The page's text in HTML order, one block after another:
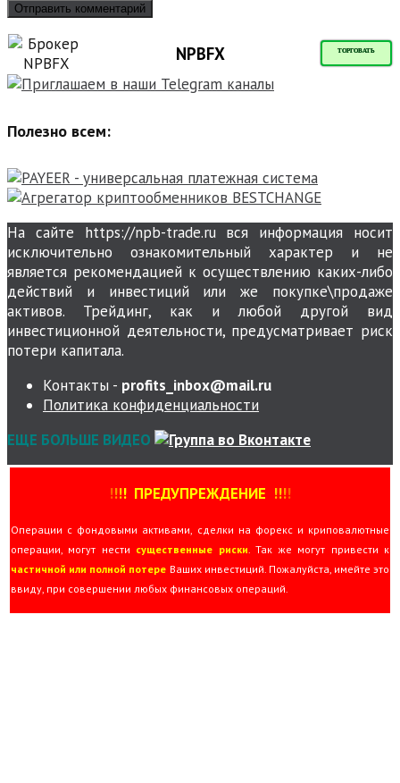
NPBFX ТОРГОВАТЬ
Полезно всем:
На сайте https://npb-trade.ru вся информация носит
исключительно ознакомительный характер и не
является рекомендацией к осуществлению каких-либо
действий и инвестиций или же покупке\продаже
активов. Трейдинг, как и любой другой вид
инвестиционной деятельности, предусматривает риск
потери капитала.
Контакты - profits_inbox@mail.ru
Политика конфиденциальности
ЕЩЕ БОЛЬШЕ ВИДЕО
!!!! ПРЕДУПРЕЖДЕНИЕ !!!!
Операции с фондовыми активами, сделки на форекс и криповалютные
операции, могут нести существенные риски. Так же могут привести к
частичной или полной потере Ваших инвестиций. Пожалуйста, имейте это
ввиду, при совершении любых финансовых операций.